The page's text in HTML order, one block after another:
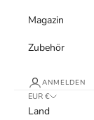
Magazin
Zubehör
ANMELDEN
EUR €
Land